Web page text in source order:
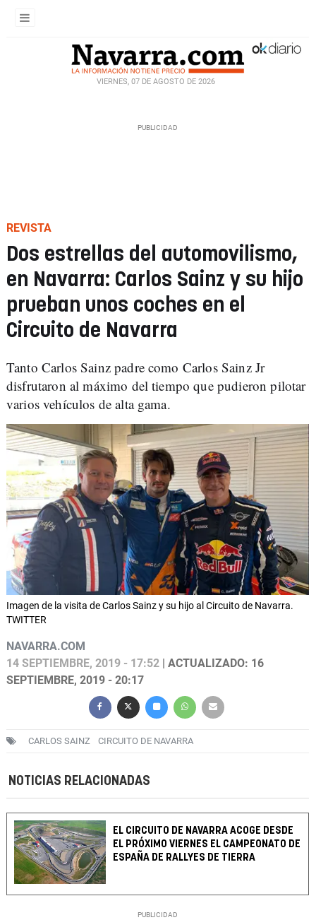
VIERNES, 07 DE AGOSTO DE 2026
REVISTA
Dos estrellas del automovilismo,
en Navarra: Carlos Sainz y su hijo
prueban unos coches en el
Circuito de Navarra
Tanto Carlos Sainz padre como Carlos Sainz Jr
disfrutaron al máximo del tiempo que pudieron pilotar
varios vehículos de alta gama.
Imagen de la visita de Carlos Sainz y su hijo al Circuito de Navarra.
TWITTER
NAVARRA.COM
14 SEPTIEMBRE, 2019 - 17:52 | ACTUALIZADO: 16
SEPTIEMBRE, 2019 - 20:17
CARLOS SAINZ CIRCUITO DE NAVARRA
NOTICIAS RELACIONADAS
EL CIRCUITO DE NAVARRA ACOGE DESDE
EL PRÓXIMO VIERNES EL CAMPEONATO DE
ESPAÑA DE RALLYES DE TIERRA